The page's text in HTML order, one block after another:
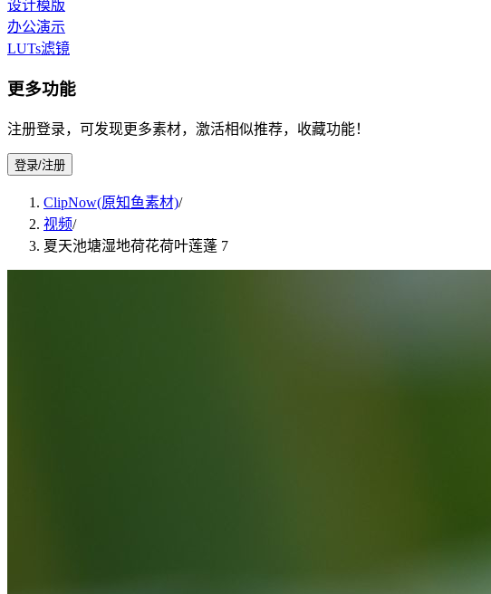
设计模版
办公演示
LUTs滤镜
更多功能
注册登录，可发现更多素材，激活相似推荐，收藏功能！
登录/注册
ClipNow(原知鱼素材)/
视频/
夏天池塘湿地荷花荷叶莲蓬 7